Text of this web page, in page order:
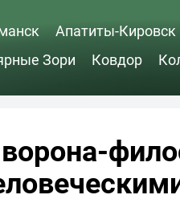
Апатиты-Кировск
Зори
Ковдор